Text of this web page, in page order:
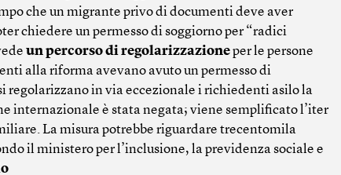
che un migrante privo di documenti deve aver
chiedere un permesso di soggiorno per “radici
un percorso di regolarizzazioneper le persone
alla riforma avevano avuto un permesso di
regolarizzano in via eccezionale i richiedenti asilo la
internazionale è stata negata; viene semplificato l’iter
La misura potrebbe riguardare trecentomila
il ministero per l’inclusione, la previdenza sociale e